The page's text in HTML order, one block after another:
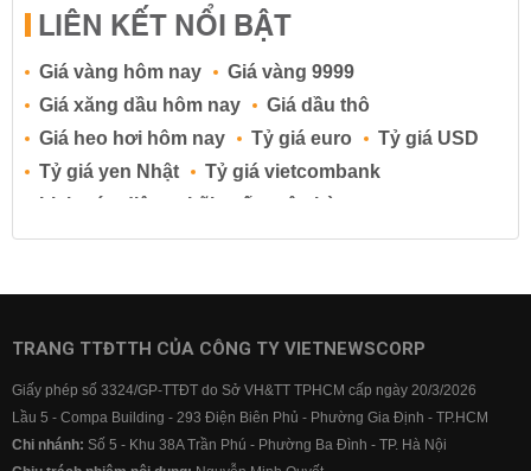
LIÊN KẾT NỔI BẬT
Giá vàng hôm nay
Giá vàng 9999
Giá xăng dầu hôm nay
Giá dầu thô
Giá heo hơi hôm nay
Tỷ giá euro
Tỷ giá USD
Tỷ giá yen Nhật
Tỷ giá vietcombank
Lịch cúp điện
Lãi suất ngân hàng
Lãi suất tiết kiệm
Lãi suất tiền gửi
Lãi suất ngân hàng BIDV
Lãi suất ngân hàng Vietcombank
TRANG TTĐTTH CỦA CÔNG TY VIETNEWSCORP
Giấy phép số 3324/GP-TTĐT do Sở VH&TT TPHCM cấp ngày 20/3/2026
Lầu 5 - Compa Building - 293 Điện Biên Phủ - Phường Gia Định - TP.HCM
Chi nhánh: Số 5 - Khu 38A Trần Phú - Phường Ba Đình - TP. Hà Nội